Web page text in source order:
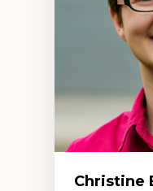
Christine